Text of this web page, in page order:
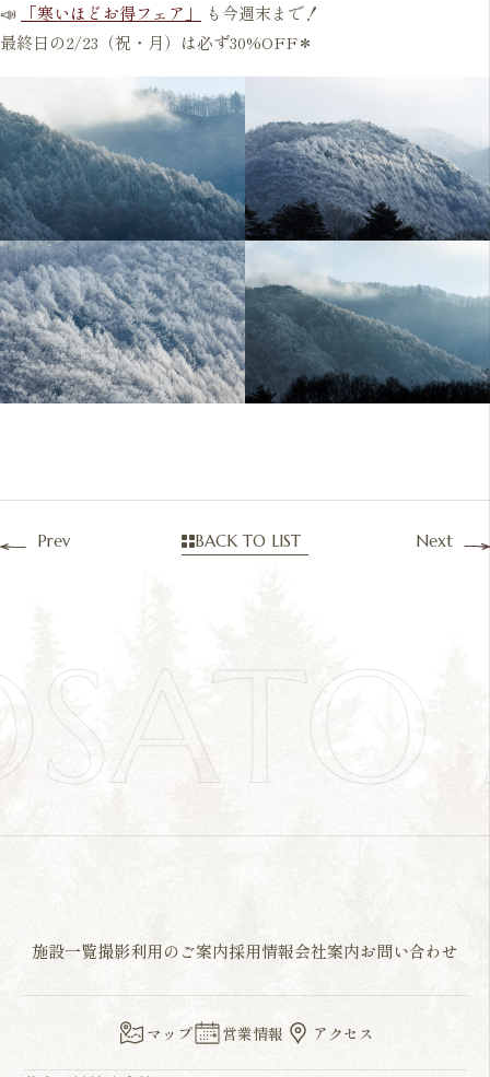
📣 「寒いほどお得フェア」
も今週末まで！
最終日の2/23（祝・月）は必ず30%OFF＊
Prev Next
BACK TO LIST
施設一覧撮影利用のご案内採用情報会社案内お問い合わせ
マップ 営業情報 アクセス